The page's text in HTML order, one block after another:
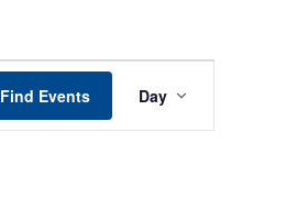
Find Events
Views
Day